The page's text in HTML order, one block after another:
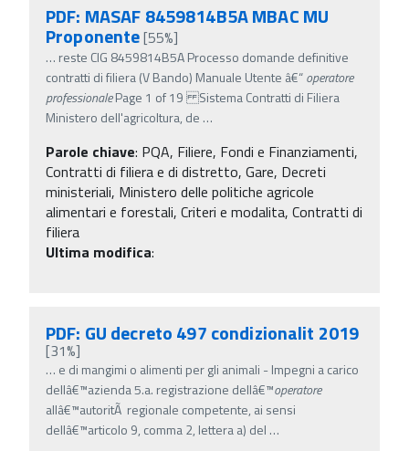
PDF: MASAF 8459814B5A MBAC MU
Proponente[55%]
… reste CIG 8459814B5A Processo domande definitive
contratti di filiera (V Bando) Manuale Utente â€“operatore
professionalePage 1 of 19 Sistema Contratti di Filiera
Ministero dell'agricoltura, de …
Parole chiave: PQA, Filiere, Fondi e Finanziamenti,
Contratti di filiera e di distretto, Gare, Decreti
ministeriali, Ministero delle politiche agricole
alimentari e forestali, Criteri e modalita, Contratti di
filiera
Ultima modifica:
PDF: GU decreto 497 condizionalit 2019
[31%]
… e di mangimi o alimenti per gli animali - Impegni a carico
dellâ€™azienda 5.a. registrazione dellâ€™operatore
allâ€™autoritÃ regionale competente, ai sensi
dellâ€™articolo 9, comma 2, lettera a) del …